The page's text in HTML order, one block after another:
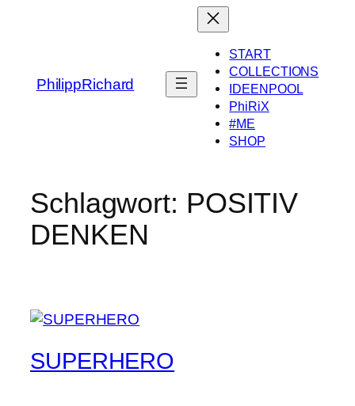
PhilippRichard
START
COLLECTIONS
IDEENPOOL
PhiRiX
#ME
SHOP
Schlagwort: POSITIV
DENKEN
SUPERHERO